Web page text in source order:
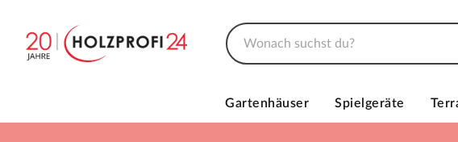
Gartenhäuser Spielgeräte